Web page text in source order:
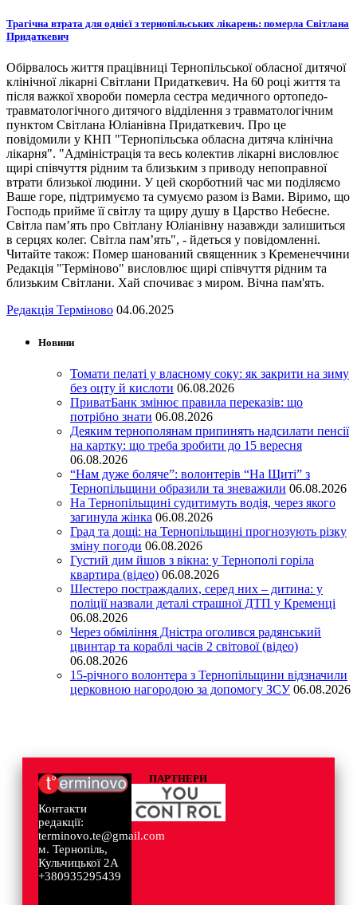
Трагічна втрата для однієї з тернопільських лікарень: померла Світлана
Придаткевич
Обірвалось життя працівниці Тернопільської обласної дитячої
клінічної лікарні Світлани Придаткевич. На 60 році життя та
після важкої хвороби померла сестра медичного ортопедо-
травматологічного дитячого відділення з травматологічним
пунктом Світлана Юліанівна Придаткевич. Про це
повідомили у КНП "Тернопільська обласна дитяча клінічна
лікарня". "Адміністрація та весь колектив лікарні висловлює
щирі співчуття рідним та близьким з приводу непоправної
втрати близької людини. У цей скорботний час ми поділяємо
Ваше горе, підтримуємо та сумуємо разом із Вами. Віримо, що
Господь прийме її світлу та щиру душу в Царство Небесне.
Світла пам’ять про Світлану Юліанівну назавжди залишиться
в серцях колег. Світла пам’ять", - йдеться у повідомленні.
Читайте також: Помер шанований священник з Кременеччини
Редакція "Терміново" висловлює щирі співчуття рідним та
близьким Світлани. Хай спочиває з миром. Вічна пам'ять.
Редакція Терміново 04.06.2025
Новини
Томати пелаті у власному соку: як закрити на зиму
без оцту й кислоти 06.08.2026
ПриватБанк змінює правила переказів: що
потрібно знати 06.08.2026
Деяким тернополянам припинять надсилати пенсії
на картку: що треба зробити до 15 вересня
06.08.2026
“Нам дуже боляче”: волонтерів “На Щиті” з
Тернопільщини образили та зневажили 06.08.2026
На Тернопільщині судитимуть водія, через якого
загинула жінка 06.08.2026
Град та дощі: на Тернопільщині прогнозують різку
зміну погоди 06.08.2026
Густий дим йшов з вікна: у Тернополі горіла
квартира (відео) 06.08.2026
Шестеро постраждалих, серед них – дитина: у
поліції назвали деталі страшної ДТП у Кременці
06.08.2026
Через обміління Дністра оголився радянський
цвинтар та кораблі часів 2 світової (відео)
06.08.2026
15-річного волонтера з Тернопільщини відзначили
церковною нагородою за допомогу ЗСУ 06.08.2026
Контакти
редакції:
terminovo.te@gmail.com
м. Тернопіль,
Кульчицької 2А
+380935295439
ПАРТНЕРИ